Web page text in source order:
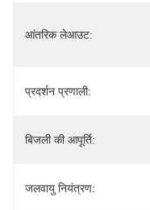
आंतरिक लेआउट:
प्रदर्शन प्रणाली:
बिजली की आपूर्ति:
जलवायु नियंत्रण: